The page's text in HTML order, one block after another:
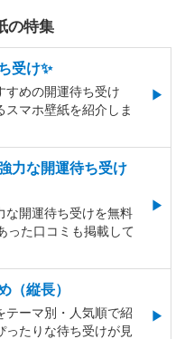
の特集
受け✨
すめの開運待ち受け
スマホ壁紙を紹介しま
力な開運待ち受け
な開運待ち受けを無料
った口コミも掲載して
（縦長）
テーマ別・人気順で紹
ったりな待ち受けが見